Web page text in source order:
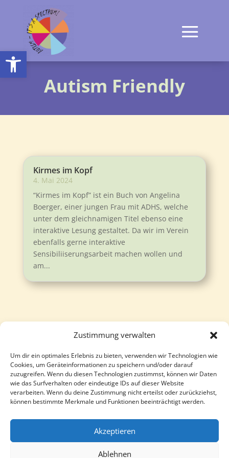
Open toolbar
Zustimmung verwalten
Um dir ein optimales Erlebnis zu bieten, verwenden wir Technologien wie
Cookies, um Geräteinformationen zu speichern und/oder darauf
zuzugreifen. Wenn du diesen Technologien zustimmst, können wir Daten
wie das Surfverhalten oder eindeutige IDs auf dieser Website
verarbeiten. Wenn du deine Zustimmung nicht erteilst oder zurückziehst,
können bestimmte Merkmale und Funktionen beeinträchtigt werden.
Akzeptieren
Ablehnen
Autism Friendly
Kirmes im Kopf
4. Mai 2024
“Kirmes im Kopf” ist ein Buch von Angelina
Boerger, einer jungen Frau mit ADHS, welche
unter dem gleichnamigen Titel ebenso eine
interaktive Lesung gestaltet. Da wir im Verein
ebenfalls gerne interaktive
Sensibiliiserungsarbeit machen wollen und
am...
Follow Follow